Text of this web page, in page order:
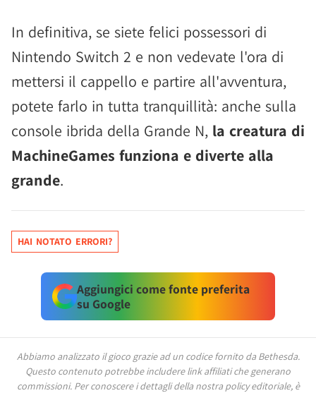
In definitiva, se siete felici possessori di
Nintendo Switch 2 e non vedevate l'ora di
mettersi il cappello e partire all'avventura,
potete farlo in tutta tranquillità: anche sulla
console ibrida della Grande N, la creatura di
MachineGames funziona e diverte alla
grande.
HAI NOTATO ERRORI?
Aggiungici come fonte preferita
su Google
Abbiamo analizzato il gioco grazie ad un codice fornito da Bethesda.
Questo contenuto potrebbe includere link affiliati che generano
commissioni. Per conoscere i dettagli della nostra policy editoriale, è